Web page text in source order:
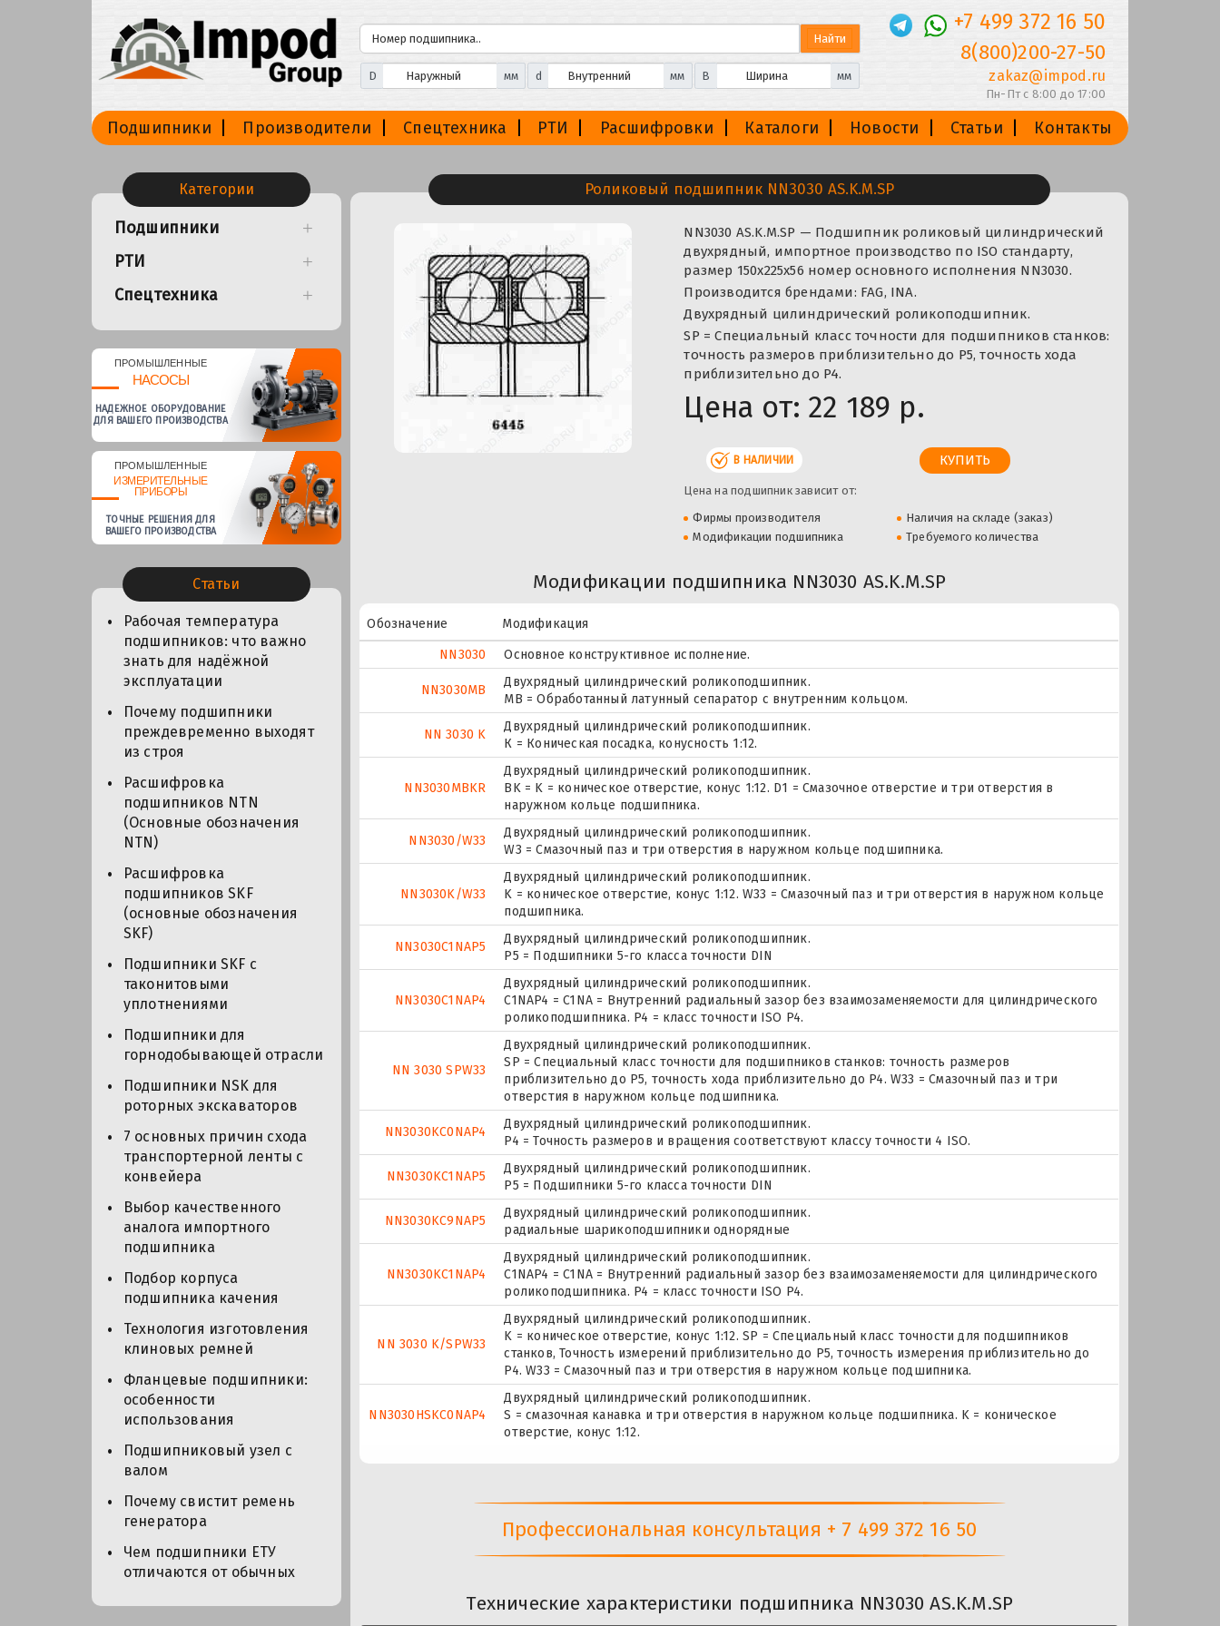
D мм d мм B мм
+7 499 372 16 50
8(800)200-27-50
zakaz@impod.ru
Пн-Пт с 8:00 до 17:00
Подшипники Производители Спецтехника РТИ Расшифровки Каталоги Новости Статьи Контакты
Категории
Подшипники
РТИ
Спецтехника
ПРОМЫШЛЕННЫЕ
НАСОСЫ
НАДЕЖНОЕ ОБОРУДОВАНИЕ
ДЛЯ ВАШЕГО ПРОИЗВОДСТВА
ПРОМЫШЛЕННЫЕ
ИЗМЕРИТЕЛЬНЫЕ
ПРИБОРЫ
ТОЧНЫЕ РЕШЕНИЯ ДЛЯ
ВАШЕГО ПРОИЗВОДСТВА
Статьи
Рабочая температура
подшипников: что важно
знать для надёжной
эксплуатации
Почему подшипники
преждевременно выходят
из строя
Расшифровка
подшипников NTN
(Основные обозначения
NTN)
Расшифровка
подшипников SKF
(основные обозначения
SKF)
Подшипники SKF с
таконитовыми
уплотнениями
Подшипники для
горнодобывающей отрасли
Подшипники NSK для
роторных экскаваторов
7 основных причин схода
транспортерной ленты с
конвейера
Выбор качественного
аналога импортного
подшипника
Подбор корпуса
подшипника качения
Технология изготовления
клиновых ремней
Фланцевые подшипники:
особенности
использования
Подшипниковый узел с
валом
Почему свистит ремень
генератора
Чем подшипники ЕТУ
отличаются от обычных
Роликовый подшипник NN3030 AS.K.M.SP
NN3030 AS.K.M.SP — Подшипник роликовый цилиндрический
двухрядный, импортное производство по ISO стандарту,
размер 150x225x56 номер основного исполнения NN3030.
Производится брендами: FAG, INA.
Двухрядный цилиндрический роликоподшипник.
SP = Специальный класс точности для подшипников станков:
точность размеров приблизительно до P5, точность хода
приблизительно до P4.
Цена от: 22 189 р.
В НАЛИЧИИ
Цена на подшипник зависит от:
Фирмы производителя
Наличия на складе (заказ)
Модификации подшипника
Требуемого количества
Модификации подшипника NN3030 AS.K.M.SP
Обозначение
Модификация
NN3030
Основное конструктивное исполнение.
NN3030MB
Двухрядный цилиндрический роликоподшипник.
MB = Обработанный латунный сепаратор с внутренним кольцом.
NN 3030 K
Двухрядный цилиндрический роликоподшипник.
К = Коническая посадка, конусность 1:12.
NN3030MBKR
Двухрядный цилиндрический роликоподшипник.
BK = K = коническое отверстие, конус 1:12. D1 = Смазочное отверстие и три отверстия в
наружном кольце подшипника.
NN3030/W33
Двухрядный цилиндрический роликоподшипник.
W3 = Смазочный паз и три отверстия в наружном кольце подшипника.
NN3030K/W33
Двухрядный цилиндрический роликоподшипник.
K = коническое отверстие, конус 1:12. W33 = Смазочный паз и три отверстия в наружном кольце
подшипника.
NN3030C1NAP5
Двухрядный цилиндрический роликоподшипник.
P5 = Подшипники 5-го класса точности DIN
NN3030C1NAP4
Двухрядный цилиндрический роликоподшипник.
C1NAP4 = C1NA = Внутренний радиальный зазор без взаимозаменяемости для цилиндрического
роликоподшипника. P4 = класс точности ISO P4.
NN 3030 SPW33
Двухрядный цилиндрический роликоподшипник.
SP = Специальный класс точности для подшипников станков: точность размеров
приблизительно до P5, точность хода приблизительно до P4. W33 = Смазочный паз и три
отверстия в наружном кольце подшипника.
NN3030KC0NAP4
Двухрядный цилиндрический роликоподшипник.
P4 = Точность размеров и вращения соответствуют классу точности 4 ISO.
NN3030KC1NAP5
Двухрядный цилиндрический роликоподшипник.
P5 = Подшипники 5-го класса точности DIN
NN3030KC9NAP5
Двухрядный цилиндрический роликоподшипник.
радиальные шарикоподшипники однорядные
NN3030KC1NAP4
Двухрядный цилиндрический роликоподшипник.
C1NAP4 = C1NA = Внутренний радиальный зазор без взаимозаменяемости для цилиндрического
роликоподшипника. P4 = класс точности ISO P4.
NN 3030 K/SPW33
Двухрядный цилиндрический роликоподшипник.
K = коническое отверстие, конус 1:12. SP = Специальный класс точности для подшипников
станков, Точность измерений приблизительно до P5, точность измерения приблизительно до
P4. W33 = Смазочный паз и три отверстия в наружном кольце подшипника.
NN3030HSKC0NAP4
Двухрядный цилиндрический роликоподшипник.
S = смазочная канавка и три отверстия в наружном кольце подшипника. K = коническое
отверстие, конус 1:12.
Профессиональная консультация + 7 499 372 16 50
Технические характеристики подшипника NN3030 AS.K.M.SP